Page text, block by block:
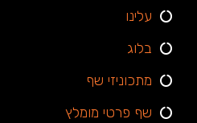
עלינו
בלוג
מתכוניזי שף
שף פרטי מומלץ